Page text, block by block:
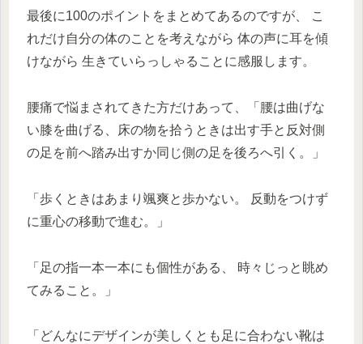
最後に100のポイントをまとめてあるのですが、 こ
れだけ自分の体のことを考えながら 体の声に耳を傾
けながら 生きていらっしゃることに感服します。
腰痛で悩まされてきた方だけあって、「腰は曲げな
い膝を曲げる、床の物を拾うときは出す手と反対側
の足を前へ踏み出すか同じ側の足を後ろへ引く。」
「歩くときはあまり颯爽と歩かない。 反動をつけず
に重心の移動で進む。」
「足の指一本一本にも個性がある、 時々じっと眺め
てみること。」
「どんなにデザインが美しくとも足に合わない靴は